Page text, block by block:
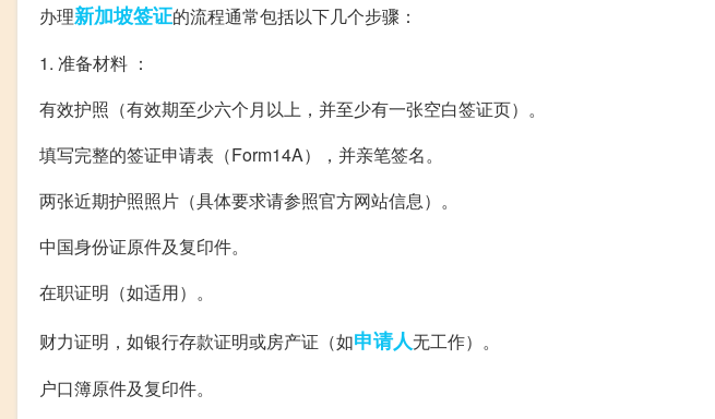
办理新加坡签证的流程通常包括以下几个步骤：
1. 准备材料 ：
有效护照（有效期至少六个月以上，并至少有一张空白签证页）。
填写完整的签证申请表（Form14A），并亲笔签名。
两张近期护照照片（具体要求请参照官方网站信息）。
中国身份证原件及复印件。
在职证明（如适用）。
财力证明，如银行存款证明或房产证（如申请人无工作）。
户口簿原件及复印件。